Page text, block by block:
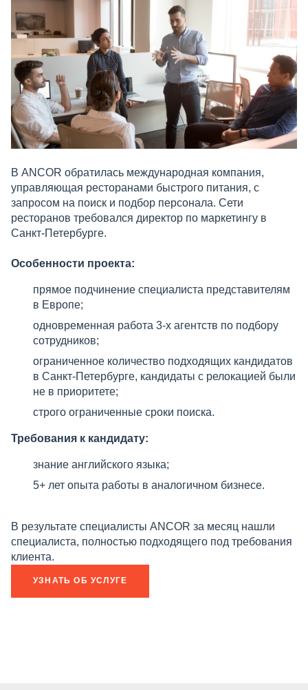
В ANCOR обратилась международная компания,
управляющая ресторанами быстрого питания, с
запросом на поиск и подбор персонала. Сети
ресторанов требовался директор по маркетингу в
Санкт-Петербурге.
Особенности проекта:
прямое подчинение специалиста представителям
в Европе;
одновременная работа 3-х агентств по подбору
сотрудников;
ограниченное количество подходящих кандидатов
в Санкт-Петербурге, кандидаты с релокацией были
не в приоритете;
строго ограниченные сроки поиска.
Требования к кандидату:
знание английского языка;
5+ лет опыта работы в аналогичном бизнесе.
В результате специалисты ANCOR за месяц нашли
специалиста, полностью подходящего под требования
клиента.
УЗНАТЬ ОБ УСЛУГЕ